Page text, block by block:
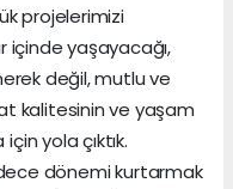
projelerimizi
içinde yaşayacağı,
değil, mutlu ve
kalitesinin ve yaşam
yola çıktık.
dönemi kurtarmak